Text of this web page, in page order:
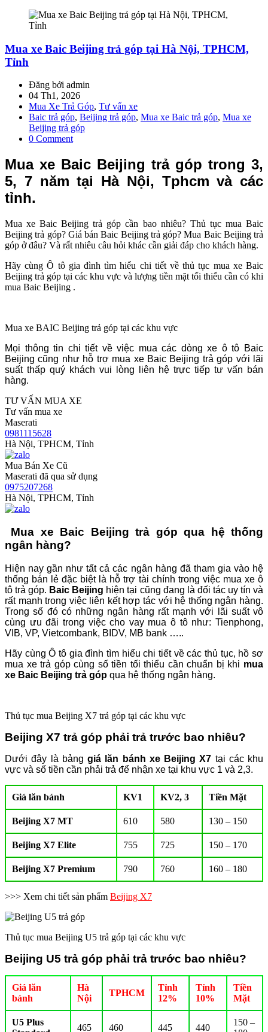
Mua xe Baic Beijing trả góp tại Hà Nội, TPHCM,
Tỉnh
Đăng bởi admin
04 Th1, 2026
Mua Xe Trả Góp, Tư vấn xe
Baic trả góp, Beijing trả góp, Mua xe Baic trả góp, Mua xe
Beijing trả góp
0 Comment
Mua xe Baic Beijing trả góp trong 3,
5, 7 năm tại Hà Nội, Tphcm và các
tỉnh.
Mua xe Baic Beijing trả góp cần bao nhiêu? Thủ tục mua Baic
Beijing trả góp? Giá bán Baic Beijing trả góp? Mua Baic Beijing trả
góp ở đâu? Và rất nhiêu câu hỏi khác cần giải đáp cho khách hàng.
Hãy cùng Ô tô gia đình tìm hiểu chi tiết về thủ tục mua xe Baic
Beijing trả góp tại các khu vực và lượng tiền mặt tối thiểu cần có khi
mua Baic Beijing .
Mua xe BAIC Beijing trả góp tại các khu vực
Mọi thông tin chi tiết về việc mua các dòng xe ô tô Baic
Beijing cũng như hỗ trợ mua xe Baic Beijing trả góp với lãi
suất thấp quý khách vui lòng liên hệ trực tiếp tư vấn bán
hàng.
TƯ VẤN MUA XE
Tư vấn mua xe
Maserati
0981115628
Hà Nội, TPHCM, Tỉnh
Mua Bán Xe Cũ
Maserati đã qua sử dụng
0975207268
Hà Nội, TPHCM, Tỉnh
Mua xe Baic Beijing trả góp qua hệ thống
ngân hàng?
Hiện nay gần như tất cả các ngân hàng đã tham gia vào hệ
thống bán lẻ đặc biệt là hỗ trợ tài chính trong việc mua xe ô
tô trả góp. Baic Beijing hiện tại cũng đang là đối tác uy tín và
rất mạnh trong việc liên kết hợp tác với hệ thống ngân hàng.
Trong số đó có những ngân hàng rất mạnh với lãi suất vô
cùng ưu đãi trong việc cho vay mua ô tô như: Tienphong,
VIB, VP, Vietcombank, BIDV, MB bank …..
Hãy cùng Ô tô gia đình tìm hiểu chi tiết về các thủ tục, hồ sơ
mua xe trả góp cùng số tiền tối thiểu cần chuẩn bị khi mua
xe Baic Beijing trả góp qua hệ thống ngân hàng.
Thủ tục mua Beijing X7 trả góp tại các khu vực
Beijing X7 trả góp phải trả trước bao nhiêu?
Dưới đây là bảng giá lăn bánh xe Beijing X7 tại các khu
vực và số tiền cần phải trả để nhận xe tại khu vực 1 và 2,3.
Giá lăn bánh KV1 KV2, 3 Tiền Mặt
Beijing X7 MT 610 580 130 – 150
Beijing X7 Elite 755 725 150 – 170
Beijing X7 Premium 790 760 160 – 180
>>> Xem chi tiết sản phẩm Beijing X7
Thủ tục mua Beijing U5 trả góp tại các khu vực
Beijing U5 trả góp phải trả trước bao nhiêu?
Giá lăn
bánh
Hà
Nội
TPHCM
Tỉnh
12%
Tỉnh
10%
Tiền
Mặt
U5 Plus
465 460 445 440
150 –